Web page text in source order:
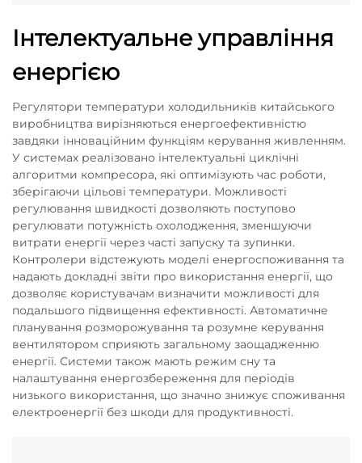
Інтелектуальне управління
енергією
Регулятори температури холодильників китайського
виробництва вирізняються енергоефективністю
завдяки інноваційним функціям керування живленням.
У системах реалізовано інтелектуальні циклічні
алгоритми компресора, які оптимізують час роботи,
зберігаючи цільові температури. Можливості
регулювання швидкості дозволяють поступово
регулювати потужність охолодження, зменшуючи
витрати енергії через часті запуску та зупинки.
Контролери відстежують моделі енергоспоживання та
надають докладні звіти про використання енергії, що
дозволяє користувачам визначити можливості для
подальшого підвищення ефективності. Автоматичне
планування розморожування та розумне керування
вентилятором сприяють загальному заощадженню
енергії. Системи також мають режим сну та
налаштування енергозбереження для періодів
низького використання, що значно знижує споживання
електроенергії без шкоди для продуктивності.